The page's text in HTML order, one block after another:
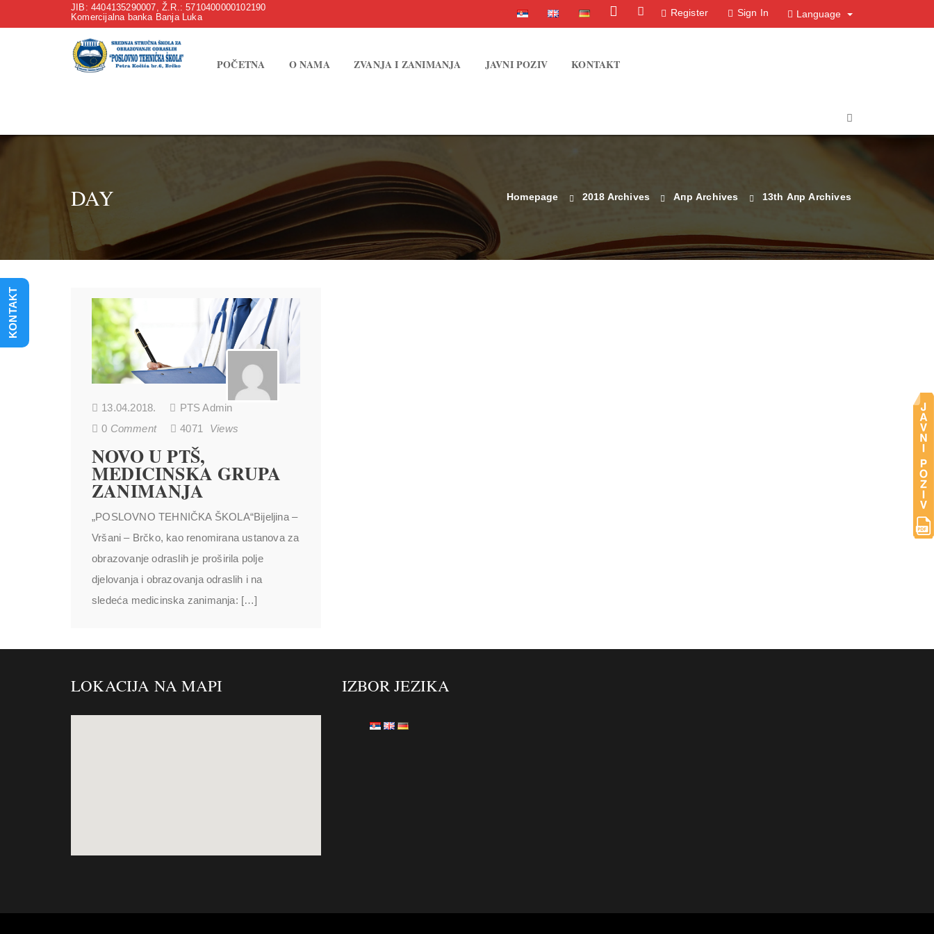
JIB: 4404135290007, Ž.R.: 5710400000102190
Komercijalna banka Banja Luka
Language
Register Sign In
FacebookInstagram
POČETNA O NAMA ZVANJA I ZANIMANJA JAVNI POZIV KONTAKT
DAY Homepage 2018 Archives Апр Archives 13th Апр Archives
13.04.2018.
PTS Admin
0 Comment 4071 Views
NOVO U PTŠ,
MEDICINSKA GRUPA
ZANIMANJA
„POSLOVNO TEHNIČKA ŠKOLA“Bijeljina –
Vršani – Brčko, kao renomirana ustanova za
obrazovanje odraslih je proširila polje
djelovanja i obrazovanja odraslih i na
sledeća medicinska zanimanja: […]
LOKACIJA NA MAPI IZBOR JEZIKA
KONTAKT